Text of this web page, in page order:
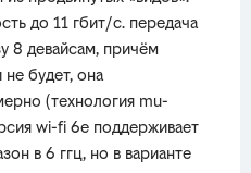
до 11 гбит/с. передача
8 девайсам, причём
будет, она
(технология mu-
wi-fi 6е поддерживает
в 6 ггц, но в варианте